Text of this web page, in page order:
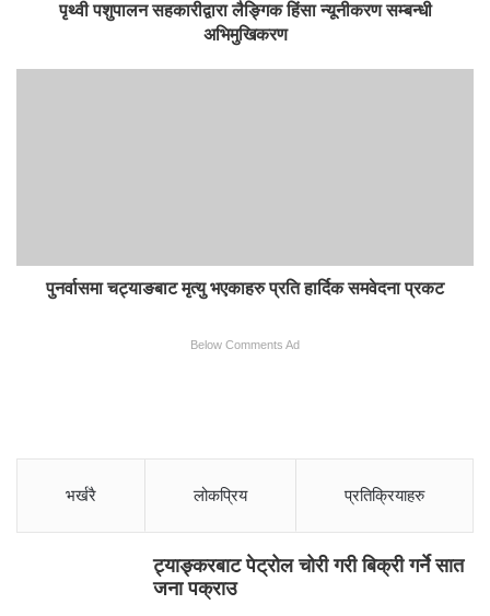
पृथ्वी पशुपालन सहकारीद्वारा लैङ्गिक हिंसा न्यूनीकरण सम्बन्धी
अभिमुखिकरण
पुनर्वासमा चट्याङबाट मृत्यु भएकाहरु प्रति हार्दिक समवेदना प्रकट
Below Comments Ad
भर्खरै लोकप्रिय प्रतिक्रियाहरु
ट्याङ्करबाट पेट्रोल चोरी गरी बिक्री गर्ने सात
जना पक्राउ